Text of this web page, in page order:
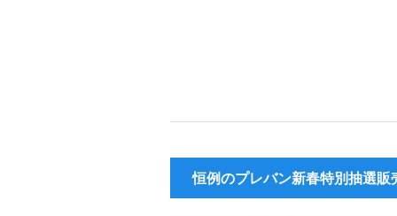
恒例のプレバン新春特別抽選販